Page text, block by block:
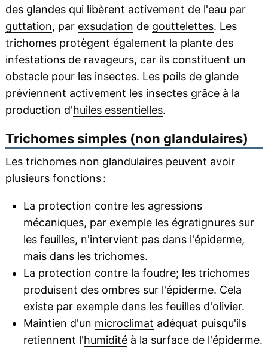
des glandes qui libèrent activement de l'eau par
guttation, par exsudation de gouttelettes. Les
trichomes protègent également la plante des
infestationsde ravageurs, car ils constituent un
obstacle pour les insectes. Les poils de glande
préviennent activement les insectes grâce à la
production d'huiles essentielles.
Trichomes simples (non glandulaires)
Les trichomes non glandulaires peuvent avoir
plusieurs fonctions :
La protection contre les agressions
mécaniques, par exemple les égratignures sur
les feuilles, n'intervient pas dans l'épiderme,
mais dans les trichomes.
La protection contre la foudre; les trichomes
produisent des ombressur l'épiderme. Cela
existe par exemple dans les feuilles d'olivier.
Maintien d'un microclimat adéquat puisqu'ils
retiennent l'humiditéà la surface de l'épiderme.